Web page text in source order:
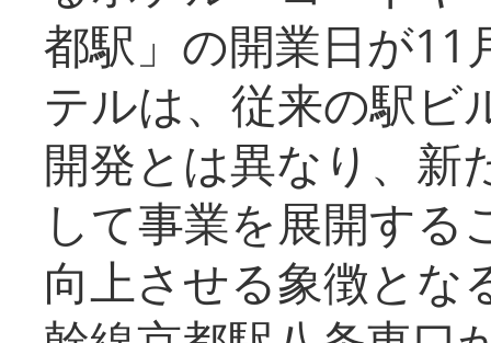
都駅」の開業日が11
テルは、従来の駅ビ
開発とは異なり、新
して事業を展開する
向上させる象徴とな